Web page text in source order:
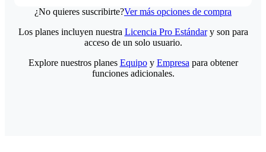
¿No quieres suscribirte?Ver más opciones de compra
Los planes incluyen nuestra Licencia Pro Estándary son para
acceso de un solo usuario.
Explore nuestros planes Equipoy Empresa para obtener
funciones adicionales.